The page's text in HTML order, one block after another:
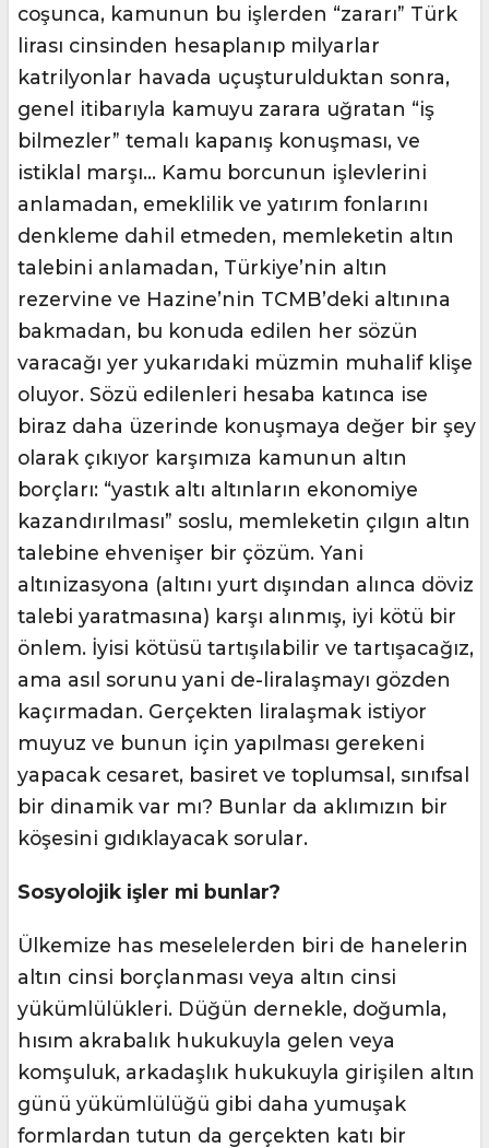
coşunca, kamunun bu işlerden “zararı” Türk
lirası cinsinden hesaplanıp milyarlar
katrilyonlar havada uçuşturulduktan sonra,
genel itibarıyla kamuyu zarara uğratan “iş
bilmezler” temalı kapanış konuşması, ve
istiklal marşı… Kamu borcunun işlevlerini
anlamadan, emeklilik ve yatırım fonlarını
denkleme dahil etmeden, memleketin altın
talebini anlamadan, Türkiye’nin altın
rezervine ve Hazine’nin TCMB’deki altınına
bakmadan, bu konuda edilen her sözün
varacağı yer yukarıdaki müzmin muhalif klişe
oluyor. Sözü edilenleri hesaba katınca ise
biraz daha üzerinde konuşmaya değer bir şey
olarak çıkıyor karşımıza kamunun altın
borçları: “yastık altı altınların ekonomiye
kazandırılması” soslu, memleketin çılgın altın
talebine ehvenişer bir çözüm. Yani
altınizasyona (altını yurt dışından alınca döviz
talebi yaratmasına) karşı alınmış, iyi kötü bir
önlem. İyisi kötüsü tartışılabilir ve tartışacağız,
ama asıl sorunu yani de-liralaşmayı gözden
kaçırmadan. Gerçekten liralaşmak istiyor
muyuz ve bunun için yapılması gerekeni
yapacak cesaret, basiret ve toplumsal, sınıfsal
bir dinamik var mı? Bunlar da aklımızın bir
köşesini gıdıklayacak sorular.
Sosyolojik işler mi bunlar?
Ülkemize has meselelerden biri de hanelerin
altın cinsi borçlanması veya altın cinsi
yükümlülükleri. Düğün dernekle, doğumla,
hısım akrabalık hukukuyla gelen veya
komşuluk, arkadaşlık hukukuyla girişilen altın
günü yükümlülüğü gibi daha yumuşak
formlardan tutun da gerçekten katı bir